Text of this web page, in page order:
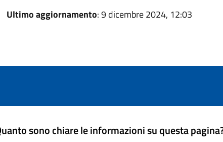
Ultimo aggiornamento: 9 dicembre 2024, 12:03
sono chiare le informazioni su questa